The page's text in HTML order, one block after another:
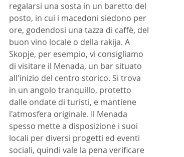
regalarsi una sosta in un baretto del
posto, in cui i macedoni siedono per
ore, godendosi una tazza di caffè, del
buon vino locale o della rakija. A
Skopje, per esempio, vi consigliamo
di visitare il Menada, un bar situato
all'inizio del centro storico. Si trova
in un angolo tranquillo, protetto
dalle ondate di turisti, e mantiene
l'atmosfera originale. Il Menada
spesso mette a disposizione i suoi
locali per diversi progetti ed eventi
sociali, quindi vale la pena verificare